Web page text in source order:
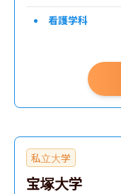
看護学科
私立大学
宝塚大学